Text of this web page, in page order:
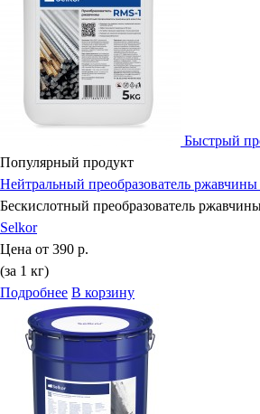
Быстрый
Популярный продукт
Нейтральный преобразователь
Бескислотный преобразователь
Selkor
Цена от 390 р.
(за 1 кг)
Подробнее В корзину